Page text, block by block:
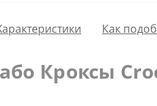
Как
Кроксы